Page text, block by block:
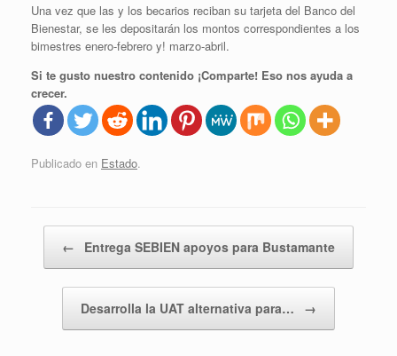
Una vez que las y los becarios reciban su tarjeta del Banco del
Bienestar, se les depositarán los montos correspondientes a los
bimestres enero-febrero y! marzo-abril.
Si te gusto nuestro contenido ¡Comparte! Eso nos ayuda a
crecer.
Publicado en Estado.
← Entrega SEBIEN apoyos para Bustamante
Desarrolla la UAT alternativa para… →